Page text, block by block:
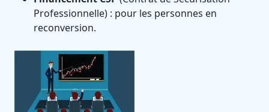
Professionnelle) : pour les personnes en
reconversion.